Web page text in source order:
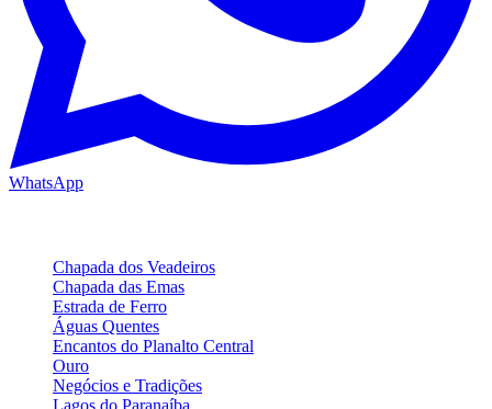
WhatsApp
Chapada dos Veadeiros
Chapada das Emas
Estrada de Ferro
Águas Quentes
Encantos do Planalto Central
Ouro
Negócios e Tradições